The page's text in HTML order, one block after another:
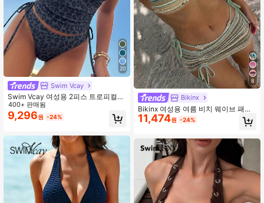
20
Swim Vcay
Swim Vcay 여성용 2피스 트로피컬
섹시 레오파드 프린트 스파게티 스트
랩 탑과 타이 사이드 비키니 세트, 우
아한 휴가 해변 캐주얼 의상, 발렌타인
400+ 판매됨
9,296원 -24%
8
Bikinx
Bikinx 여성용 여름 비치 웨이브 패턴
홀터 타이 섹시 비키니 세트 커버업 스
커트 포함 휴가용 매칭 세트
11,474원 -24%